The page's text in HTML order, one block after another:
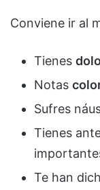
Conviene ir al
Tienes
Notas
Sufres
Tienes
Te han